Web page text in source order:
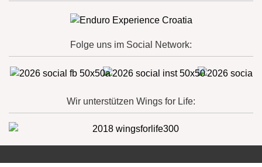
Folge uns im Social Network:
Wir unterstützen Wings for Life: